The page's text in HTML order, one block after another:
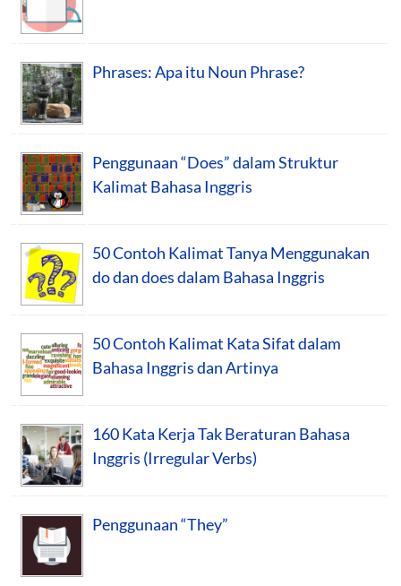
Phrases: Apa itu Noun Phrase?
Penggunaan “Does” dalam Struktur
Kalimat Bahasa Inggris
50 Contoh Kalimat Tanya Menggunakan
do dan does dalam Bahasa Inggris
50 Contoh Kalimat Kata Sifat dalam
Bahasa Inggris dan Artinya
160 Kata Kerja Tak Beraturan Bahasa
Inggris (Irregular Verbs)
Penggunaan “They”